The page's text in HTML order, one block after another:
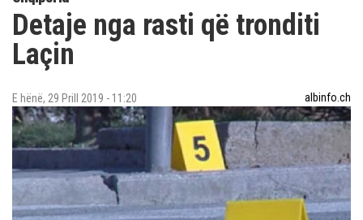
Detaje nga rasti që tronditi
Laçin
E hënë, 29 Prill 2019 - 11:20 albinfo.ch